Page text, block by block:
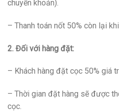
chuyển khoản).
– Thanh toán nốt 50% còn lại khi
2. Đối với hàng đặt:
– Khách hàng đặt cọc 50% giá
– Thời gian đặt hàng sẽ được
cọc.